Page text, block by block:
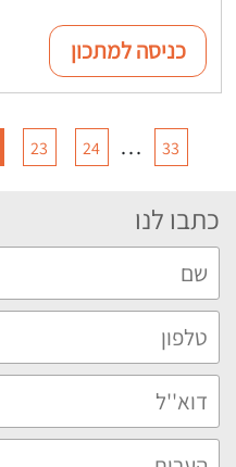
כניסה למתכון
23 24 … 33
כתבו לנו